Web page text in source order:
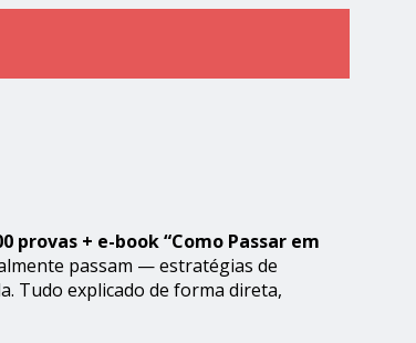
provas + e-book “Como Passar em
passam — estratégias de
Tudo explicado de forma direta,